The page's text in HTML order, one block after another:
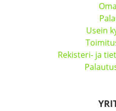
Usein
Rekisteri- ja